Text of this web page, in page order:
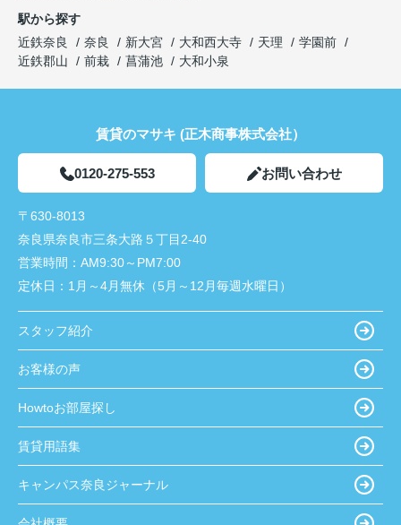
駅から探す
近鉄奈良
奈良 新大宮 大和西大寺 天理
学園前
近鉄郡山
前栽 菖蒲池 大和小泉
賃貸のマサキ (正木商事株式会社）
0120-275-553 お問い合わせ
〒630-8013
奈良県奈良市三条大路５丁目2-40
営業時間： AM9:30～PM7:00
定休日： 1月～4月無休（5月～12月毎週水曜日）
スタッフ紹介
お客様の声
Howtoお部屋探し
賃貸用語集
キャンパス奈良ジャーナル